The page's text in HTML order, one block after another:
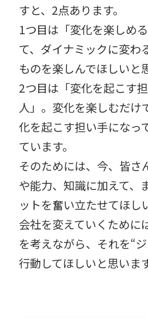
すと、2点あります。
1つ目は「変化を楽しめ
て、ダイナミックに変わ
ものを楽しんでほしいと
2つ目は「変化を起こす
人」。変化を楽しむだけ
化を起こす担い手になっ
ています。
そのためには、今、皆さ
や能力、知識に加えて、
ットを奮い立たせてほし
会社を変えていくために
を考えながら、それを“ジ
行動してほしいと思います